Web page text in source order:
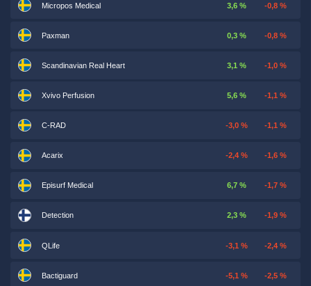
Micropos Medical 3,6 % -0,8 %
Paxman 0,3 % -0,8 %
Scandinavian Real Heart 3,1 % -1,0 %
Xvivo Perfusion 5,6 % -1,1 %
C-RAD -3,0 % -1,1 %
Acarix -2,4 % -1,6 %
Episurf Medical 6,7 % -1,7 %
Detection 2,3 % -1,9 %
QLife -3,1 % -2,4 %
Bactiguard -5,1 % -2,5 %